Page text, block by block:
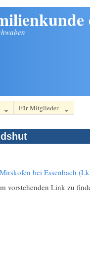
Für Mitglieder
Mirskofen bei Essenbach
vorstehenden Link zu